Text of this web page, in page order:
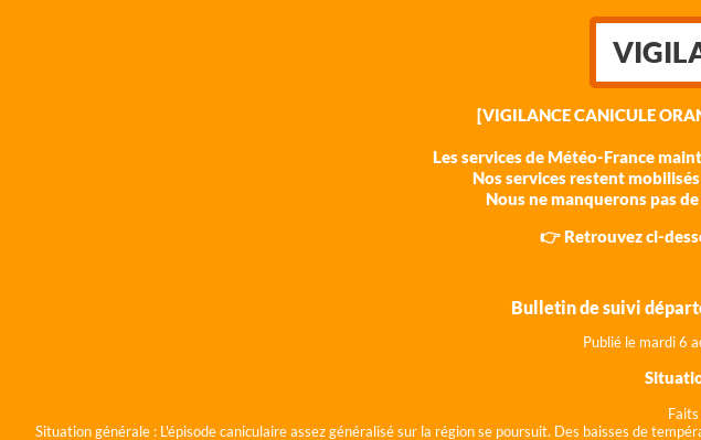
[VIGILANCE CANICULE
Les services de Météo-France
Nos services restent
Nous ne manquerons pas
👉 Retrouvez ci-
Bulletin de suivi
Publié le mardi 6
Situation générale : L'épisode caniculaire assez généralisé sur la région se poursuit. Des baisses de